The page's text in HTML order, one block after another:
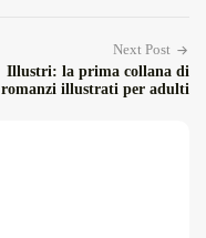
Next Post
Illustri: la prima collana di
romanzi illustrati per adulti